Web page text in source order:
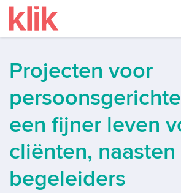
Projecten voor
een fijner leven
cliënten, naasten
begeleiders